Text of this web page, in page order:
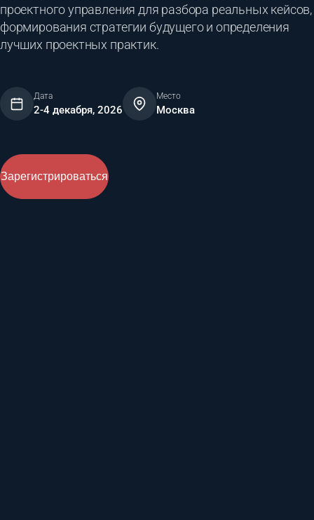
проектного управления для разбора реальных кейсов,
формирования стратегии будущего и определения
лучших проектных практик.
Дата
2-4 декабря, 2026
Место
Москва
Зарегистрироваться